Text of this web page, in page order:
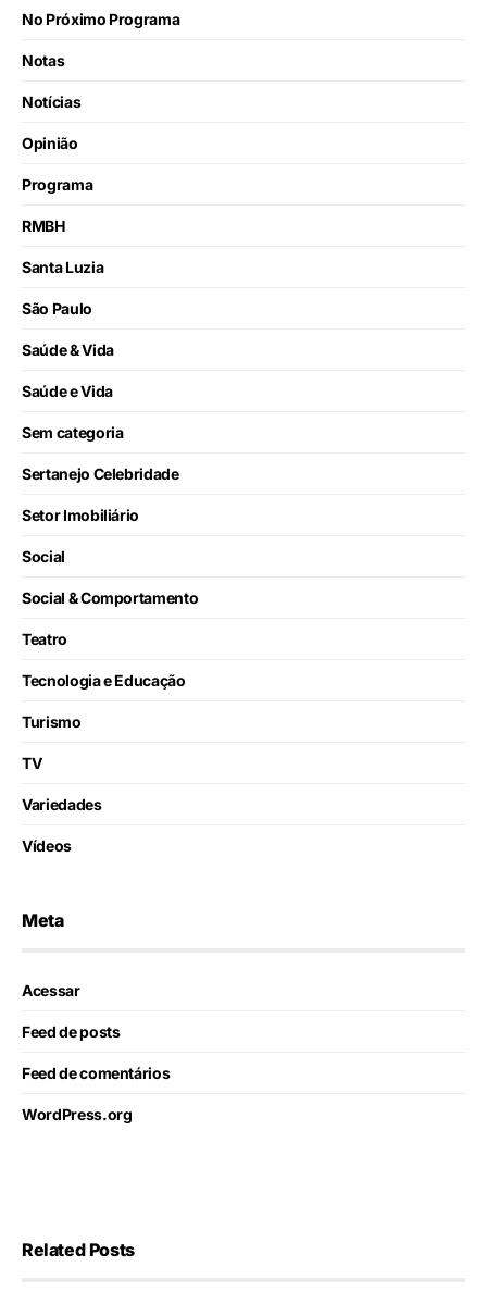
No Próximo Programa
Notas
Notícias
Opinião
Programa
RMBH
Santa Luzia
São Paulo
Saúde & Vida
Saúde e Vida
Sem categoria
Sertanejo Celebridade
Setor Imobiliário
Social
Social & Comportamento
Teatro
Tecnologia e Educação
Turismo
TV
Variedades
Vídeos
Meta
Acessar
Feed de posts
Feed de comentários
WordPress.org
Related Posts